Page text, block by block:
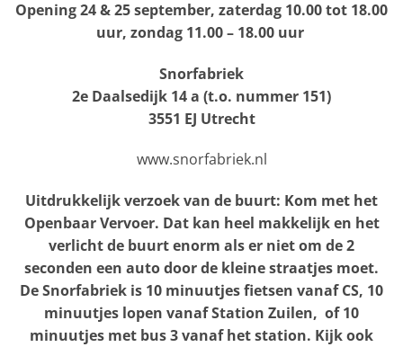
Opening 24 & 25 september, zaterdag 10.00 tot 18.00
uur, zondag 11.00 – 18.00 uur
Snorfabriek
2e Daalsedijk 14 a (t.o. nummer 151)
3551 EJ Utrecht
www.snorfabriek.nl
Uitdrukkelijk verzoek van de buurt: Kom met het
Openbaar Vervoer. Dat kan heel makkelijk en het
verlicht de buurt enorm als er niet om de 2
seconden een auto door de kleine straatjes moet.
De Snorfabriek is 10 minuutjes fietsen vanaf CS, 10
minuutjes lopen vanaf Station Zuilen, of 10
minuutjes met bus 3 vanaf het station. Kijk ook